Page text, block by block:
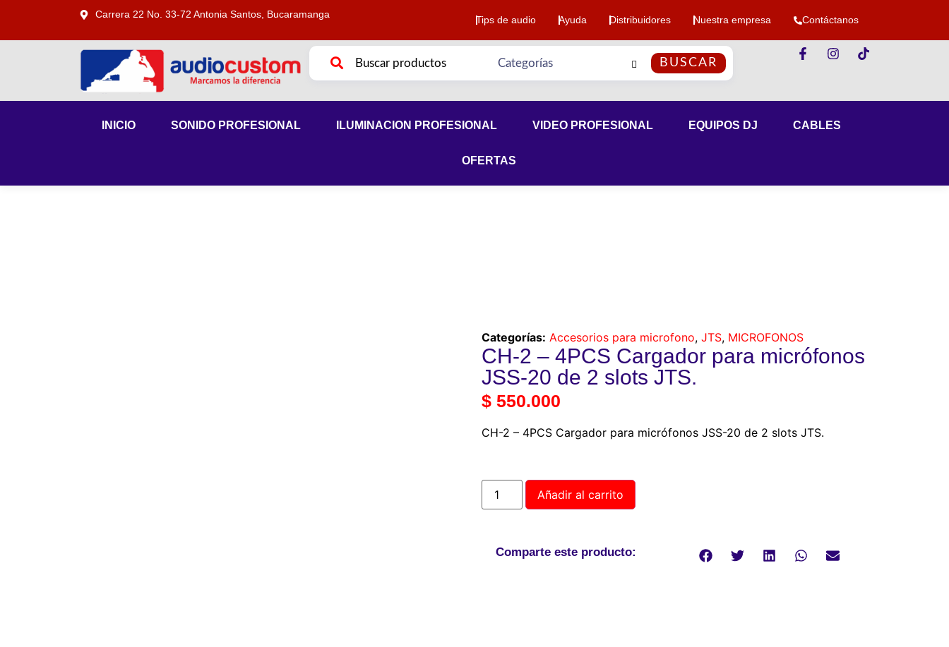
Carrera 22 No. 33-72 Antonia Santos, Bucaramanga Tips de audio Ayuda Distribuidores Nuestra empresa Contáctanos
BUSCAR
INICIO SONIDO PROFESIONAL ILUMINACION PROFESIONAL VIDEO PROFESIONAL EQUIPOS DJ CABLES
OFERTAS
Categorías: Accesorios para microfono, JTS, MICROFONOS
CH-2 – 4PCS Cargador para micrófonos
JSS-20 de 2 slots JTS.
$ 550.000
CH-2 – 4PCS Cargador para micrófonos JSS-20 de 2 slots JTS.
Añadir al carrito
Comparte este producto: